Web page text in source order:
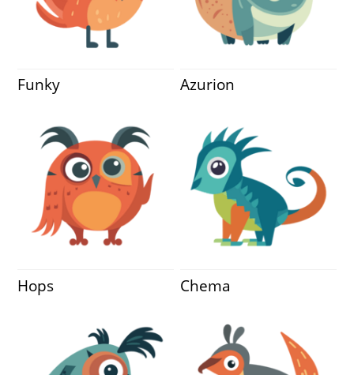
Funky Azurion
Hops Chema